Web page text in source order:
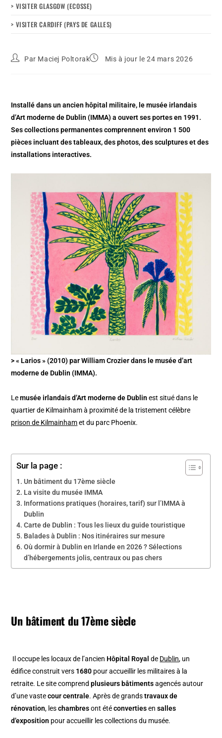
> VISITER GLASGOW (ECOSSE)
> VISITER CARDIFF (PAYS DE GALLES)
Par Maciej Poltorak Mis à jour le 24 mars 2026
Installé dans un ancien hôpital militaire, le musée irlandais
d’Art moderne de Dublin (IMMA) a ouvert ses portes en 1991.
Ses collections permanentes comprennent environ 1 500
pièces incluant des tableaux, des photos, des sculptures et des
installations interactives.
> « Larios » (2010) par William Crozier dans le musée d’art
moderne de Dublin (IMMA).
Lemusée irlandais d’Art moderne de Dublin est situé dans le
quartier de Kilmainham à proximité de la tristement célèbre
prison de Kilmainhamet du parc Phoenix.
Sur la page :
Un bâtiment du 17ème siècle
La visite du musée IMMA
Informations pratiques (horaires, tarif) sur l’IMMA à
Dublin
Carte de Dublin : Tous les lieux du guide touristique
Balades à Dublin : Nos itinéraires sur mesure
Où dormir à Dublin en Irlande en 2026 ? Sélections
d’hébergements jolis, centraux ou pas chers
Un bâtiment du 17ème siècle
Il occupe les locaux de l’ancien Hôpital Royal de Dublin, un
édifice construit vers 1680 pour accueillir les militaires à la
retraite. Le site comprendplusieurs bâtimentsagencés autour
d’une vastecour centrale. Après de grandstravaux de
rénovation, leschambresont étéconvertiesensalles
d’exposition pour accueillir les collections du musée.